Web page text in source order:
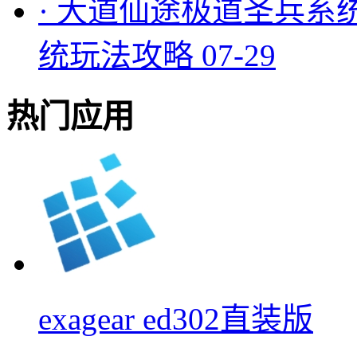
· 大道仙途极道圣兵系
统玩法攻略 07-29
热门应用
exagear ed302直装版